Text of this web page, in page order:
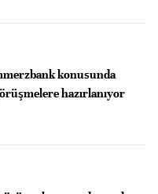
konusunda
hazırlanıyor